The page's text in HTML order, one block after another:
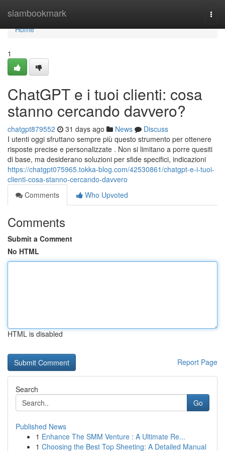
siambookmark
Home
Home
1
ChatGPT e i tuoi clienti: cosa
stanno cercando davvero?
chatgpt879552 31 days ago News
Discuss
I utenti oggi sfruttano sempre più questo strumento per ottenere
risposte precise e personalizzate . Non si limitano a porre quesiti
di base, ma desiderano soluzioni per sfide specifici, indicazioni
https://chatgpt075965.tokka-blog.com/42530861/chatgpt-e-i-tuoi-
clienti-cosa-stanno-cercando-davvero
Comments
Who Upvoted
Comments
Submit a Comment
No HTML
HTML is disabled
Report Page
Search
Go
Published News
1 Enhance The SMM Venture : A Ultimate Re...
1 Choosing the Best Top Sheeting: A Detailed Manual